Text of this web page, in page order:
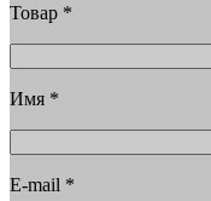
Товар *
Имя *
E-mail *